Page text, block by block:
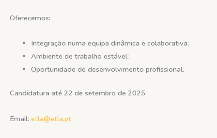
Oferecemos:
Integração numa equipa dinâmica e colaborativa;
Ambiente de trabalho estável;
Oportunidade de desenvolvimento profissional.
Candidatura até 22 de setembro de 2025
Email: etla@etla.pt